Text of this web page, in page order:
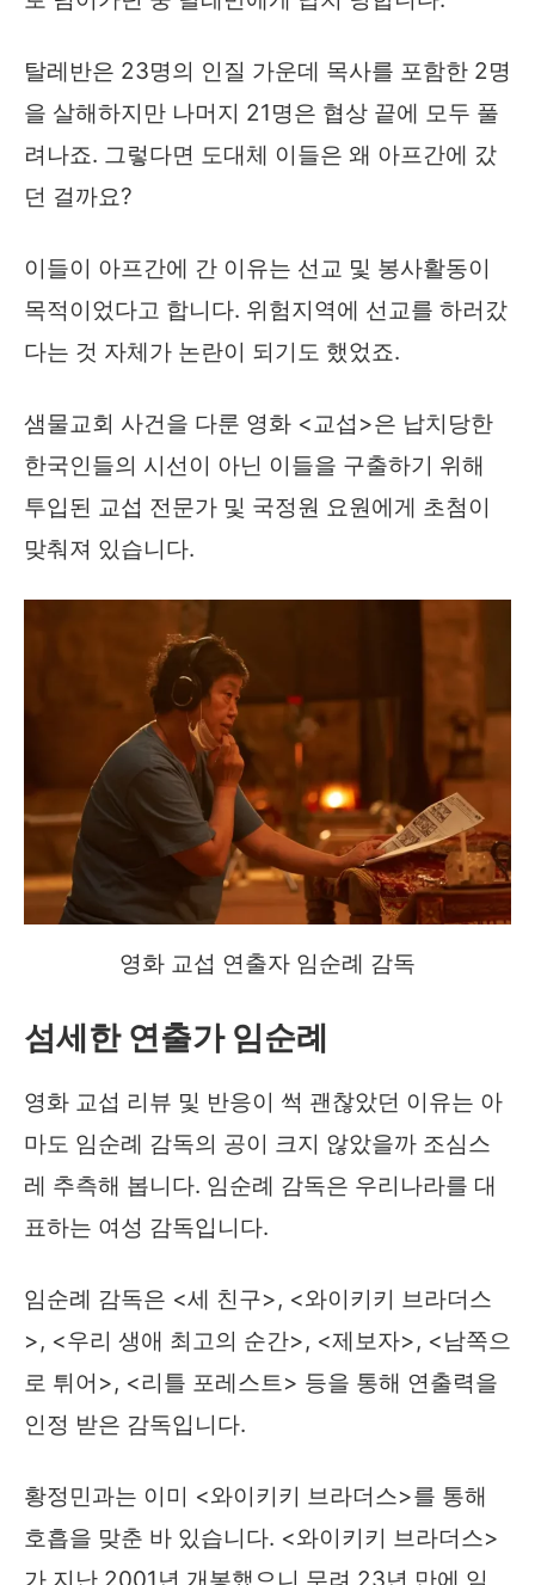
탈레반은 23명의 인질 가운데 목사를 포함한 2명
을 살해하지만 나머지 21명은 협상 끝에 모두 풀
려나죠. 그렇다면 도대체 이들은 왜 아프간에 갔
던 걸까요?
이들이 아프간에 간 이유는 선교 및 봉사활동이
목적이었다고 합니다. 위험지역에 선교를 하러갔
다는 것 자체가 논란이 되기도 했었죠.
샘물교회 사건을 다룬 영화 <교섭>은 납치당한
한국인들의 시선이 아닌 이들을 구출하기 위해
투입된 교섭 전문가 및 국정원 요원에게 초첨이
맞춰져 있습니다.
영화 교섭 연출자 임순례 감독
섬세한 연출가 임순례
영화 교섭 리뷰 및 반응이 썩 괜찮았던 이유는 아
마도 임순례 감독의 공이 크지 않았을까 조심스
레 추측해 봅니다. 임순례 감독은 우리나라를 대
표하는 여성 감독입니다.
임순례 감독은 <세 친구>, <와이키키 브라더스
>, <우리 생애 최고의 순간>, <제보자>, <남쪽으
로 튀어>, <리틀 포레스트> 등을 통해 연출력을
인정 받은 감독입니다.
황정민과는 이미 <와이키키 브라더스>를 통해
호흡을 맞춘 바 있습니다. <와이키키 브라더스>